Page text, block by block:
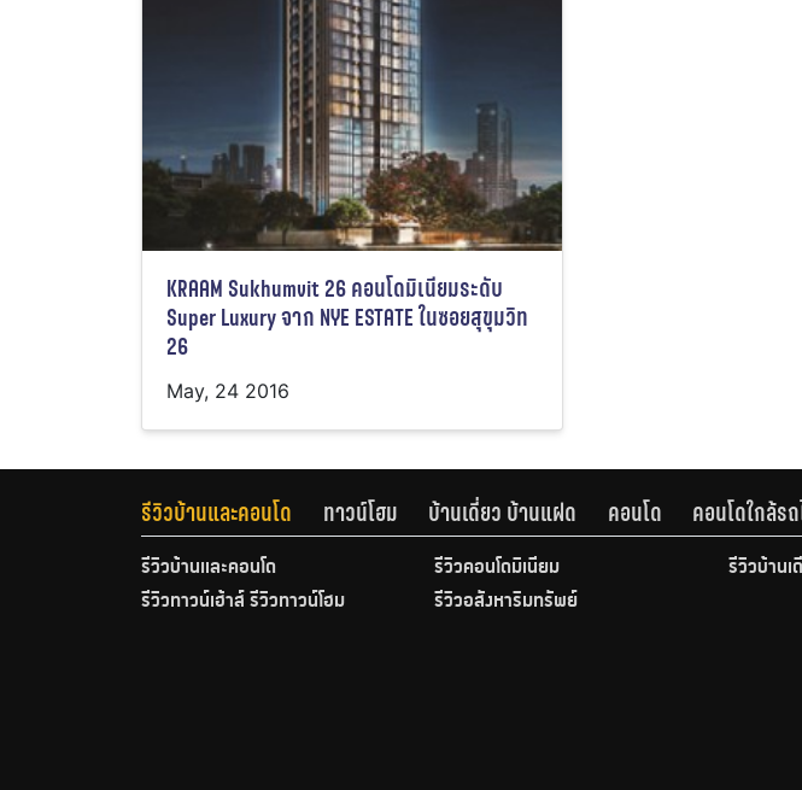
KRAAM Sukhumvit 26 คอนโดมิเนียมระดับ
Super Luxury จาก NYE ESTATE ในซอยสุขุมวิท
26
May, 24 2016
รีวิวบ้านและคอนโด ทาวน์โฮม บ้านเดี่ยว บ้านแฝด คอนโด คอนโดใกล้ร
รีวิวบ้านและคอนโด รีวิวคอนโดมิเนียม
รีวิวบ้านเ
รีวิวทาวน์เฮ้าส์ รีวิวทาวน์โฮม
รีวิวอสังหาริมทรัพย์